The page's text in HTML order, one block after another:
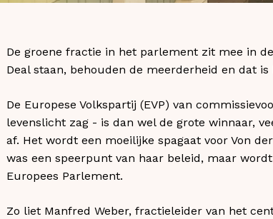
De groene fractie in het parlement zit mee in
Deal staan, behouden de meerderheid en dat
De Europese Volkspartij (EVP) van
levenslicht zag - is dan wel de grote winnaar,
af. Het wordt een moeilijke spagaat voor Von
was een speerpunt van haar beleid, maar
Europees Parlement.
Zo liet Manfred Weber, fractieleider van het